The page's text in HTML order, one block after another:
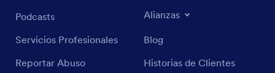
Podcasts
Servicios Profesionales
Reportar Abuso
Alianzas
Blog
Historias de Clientes